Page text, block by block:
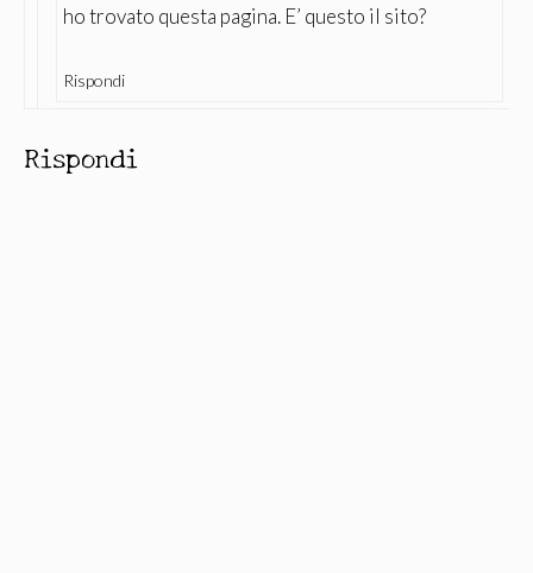
ho trovato questa pagina. E’ questo il sito?
Rispondi
Rispondi